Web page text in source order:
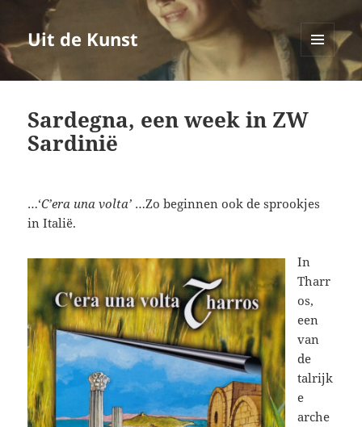
Uit de Kunst
MENU
EN
Sardegna, een week in ZW
Sardinië
…‘C’era una volta’ …Zo beginnen ook de sprookjes
in Italië.
In
Tharr
os,
een
van
de
talrijk
e
arche